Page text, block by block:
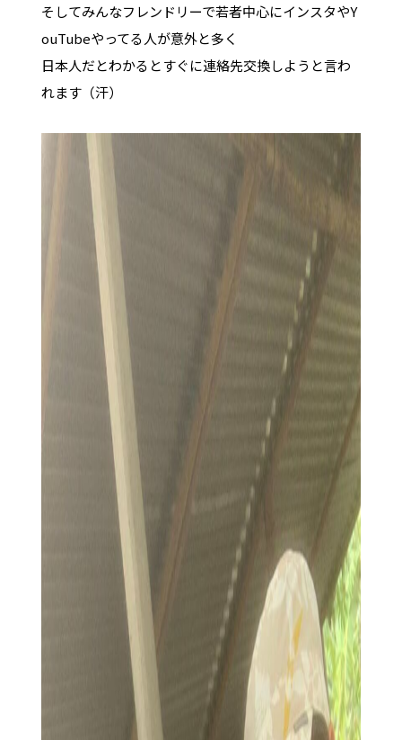
そしてみんなフレンドリーで若者中心にインスタやY
ouTubeやってる人が意外と多く
日本人だとわかるとすぐに連絡先交換しようと言わ
れます（汗）